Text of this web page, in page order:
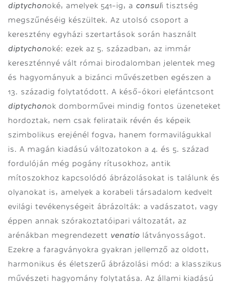
diptychonoké, amelyek 541-ig, a consuli tisztség
megszűnéséig készültek. Az utolsó csoport a
keresztény egyházi szertartások során használt
diptychonoké: ezek az 5. században, az immár
kereszténnyé vált római birodalomban jelentek meg
és hagyományuk a bizánci művészetben egészen a
13. századig folytatódott. A késő-ókori elefántcsont
diptychonok domborművei mindig fontos üzeneteket
hordoztak, nem csak felirataik révén és képeik
szimbolikus erejénél fogva, hanem formavilágukkal
is. A magán kiadású változatokon a 4. és 5. század
fordulóján még pogány rítusokhoz, antik
mítoszokhoz kapcsolódó ábrázolásokat is találunk és
olyanokat is, amelyek a korabeli társadalom kedvelt
evilági tevékenységeit ábrázolták: a vadászatot, vagy
éppen annak szórakoztatóipari változatát, az
arénákban megrendezett venatio látványosságot.
Ezekre a faragványokra gyakran jellemző az oldott,
harmonikus és életszerű ábrázolási mód: a klasszikus
művészeti hagyomány folytatása. Az állami kiadású